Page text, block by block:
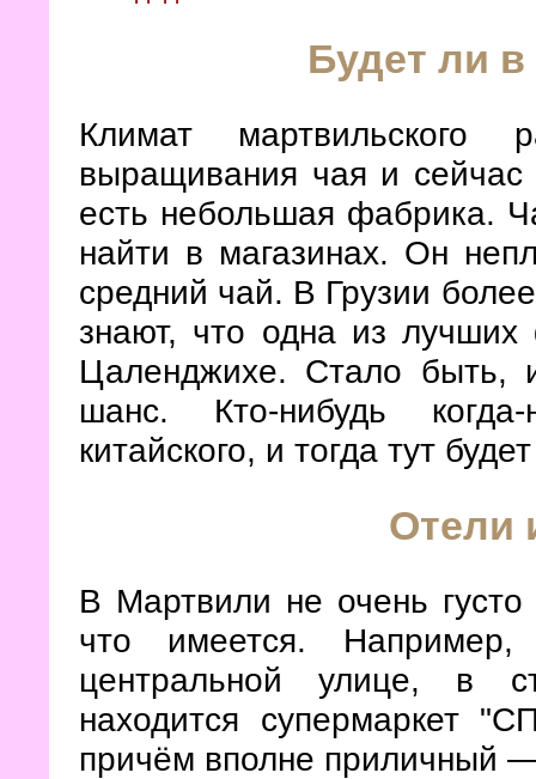
Будет ли
Климат мартвильского
выращивания чая и
есть небольшая фабрика.
найти в магазинах. Он
средний чай. В Грузии
знают, что одна из лучших
Цаленджихе. Стало быть,
шанс. Кто-нибудь
китайского, и тогда тут
Отели
В Мартвили не очень
что имеется.
центральной улице, в
находится супермаркет
причём вполне приличный